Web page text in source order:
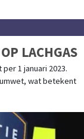
LACHGAS
1 januari 2023.
wat betekent